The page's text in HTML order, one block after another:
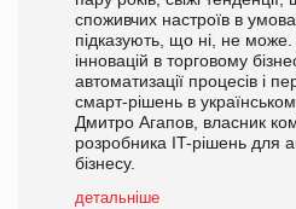
споживчих настроїв в
підказують, що ні, не
інновацій в торговому
автоматизації процесів і
смарт-рішень в
Дмитро Агапов, власник
розробника IT-рішень для
бізнесу.
детальніше